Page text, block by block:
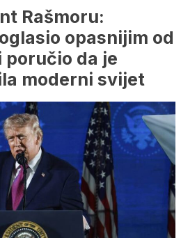
Rašmoru:
opasnijim od
poručio da je
moderni svijet